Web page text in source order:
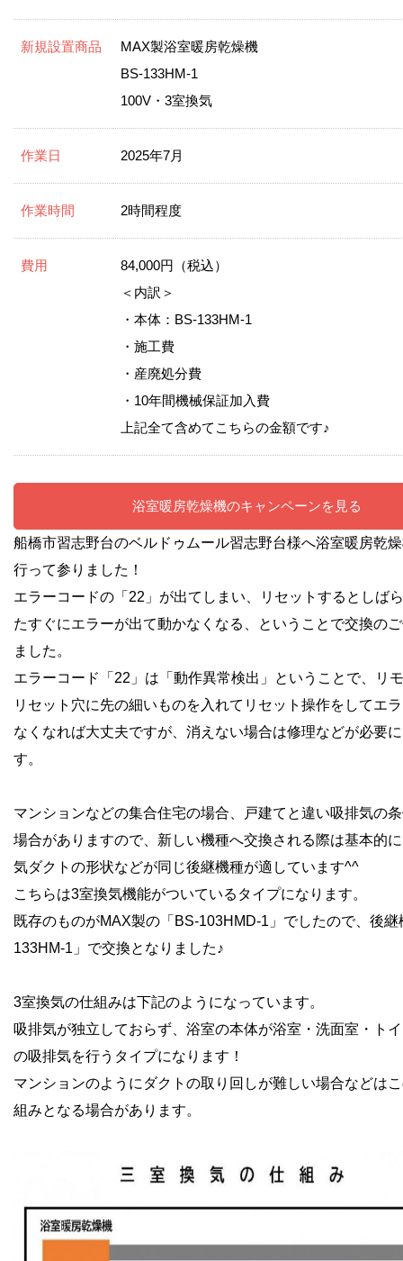
新規設置商品
MAX製浴室暖房乾燥機
BS-133HM-1
100V・3室換気
作業日 2025年7月
作業時間 2時間程度
費用
84,000円（税込）
＜内訳＞
・本体：BS-133HM-1
・施工費
・産廃処分費
・10年間機械保証加入費
上記全て含めてこちらの金額です♪
浴室暖房乾燥機のキャンペーンを見る
船橋市習志野台のベルドゥムール習志野台様へ浴室暖房乾
行って参りました！
エラーコードの「22」が出てしまい、リセットするとしば
たすぐにエラーが出て動かなくなる、ということで交換の
ました。
エラーコード「22」は「動作異常検出」ということで、リ
リセット穴に先の細いものを入れてリセット操作をしてエ
なくなれば大丈夫ですが、消えない場合は修理などが必要
す。
マンションなどの集合住宅の場合、戸建てと違い吸排気の
場合がありますので、新しい機種へ交換される際は基本的
気ダクトの形状などが同じ後継機種が適しています^^
こちらは3室換気機能がついているタイプになります。
既存のものがMAX製の「BS-103HMD-1」でしたので、後
133HM-1」で交換となりました♪
3室換気の仕組みは下記のようになっています。
吸排気が独立しておらず、浴室の本体が浴室・洗面室・ト
の吸排気を行うタイプになります！
マンションのようにダクトの取り回しが難しい場合などは
組みとなる場合があります。